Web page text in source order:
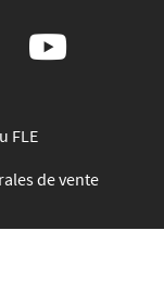
FLE
de vente